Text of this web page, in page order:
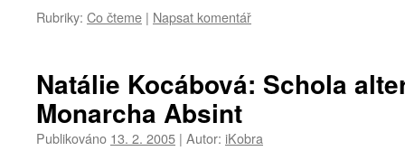
Rubriky: Co čteme | Napsat komentář
Natálie Kocábová: Schola
Monarcha Absint
Publikováno 13. 2. 2005 | Autor: iKobra